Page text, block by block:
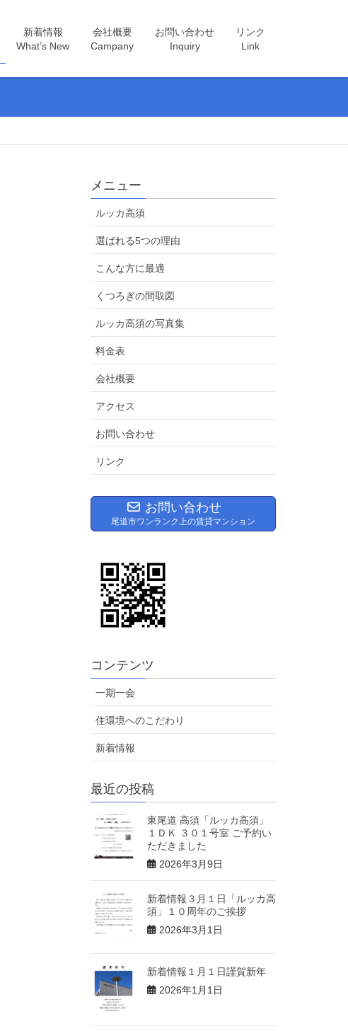
新着情報
What’s New
会社概要
Campany
お問い合わせ
Inquiry
リンク
Link
メニュー
ルッカ高須
選ばれる5つの理由
こんな方に最適
くつろぎの間取図
ルッカ高須の写真集
料金表
会社概要
アクセス
お問い合わせ
リンク
お問い合わせ
尾道市ワンランク上の賃貸マンション
コンテンツ
一期一会
住環境へのこだわり
新着情報
最近の投稿
東尾道 高須「ルッカ高須」
１ＤＫ ３０１号室 ご予約い
ただきました
2026年3月9日
新着情報３月１日「ルッカ高
須」１０周年のご挨拶
2026年3月1日
新着情報１月１日謹賀新年
2026年1月1日